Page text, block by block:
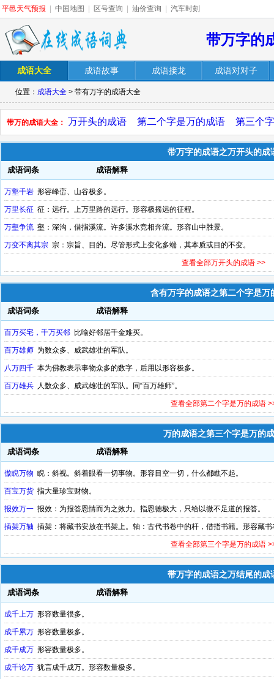
平邑天气预报 中国地图 区号查询 油价查询 汽车时刻
带万字的
成语大全 成语故事 成语接龙 成语对对子
位置： 成语大全 > 带有万字的成语大全
带万的成语大全： 万开头的成语 第二个字是万的成语 第三个
带万字的成语之万开头的成
成语词条 成语解释
万壑千岩 形容峰峦、山谷极多。
万里长征 征：远行。上万里路的远行。形容极摇远的征程。
万壑争流 壑：深沟，借指溪流。许多溪水竞相奔流。形容山中胜景。
万变不离其宗 宗：宗旨、目的。尽管形式上变化多端，其本质或目的不变。
查看全部万开头的成语 >>
含有万字的成语之第二个字是万
成语词条 成语解释
百万买宅，千万买邻 比喻好邻居千金难买。
百万雄师 为数众多、威武雄壮的军队。
八万四千 本为佛教表示事物众多的数字，后用以形容极多。
百万雄兵 人数众多、威武雄壮的军队。同“百万雄师”。
查看全部第二个字是万的成语
万的成语之第三个字是万的
成语词条 成语解释
傲睨万物 睨：斜视。斜着眼看一切事物。形容目空一切，什么都瞧不起。
百宝万货 指大量珍宝财物。
报效万一 报效：为报答恩情而为之效力。指恩德极大，只给以微不足道的报答。
插架万轴 插架：将藏书安放在书架上。轴：古代书卷中的杆，借指书籍。形容藏书
查看全部第三个字是万的成语
带万字的成语之万结尾的成
成语词条 成语解释
成千上万 形容数量很多。
成千累万 形容数量极多。
成千成万 形容数量极多。
成千论万 犹言成千成万。形容数量极多。